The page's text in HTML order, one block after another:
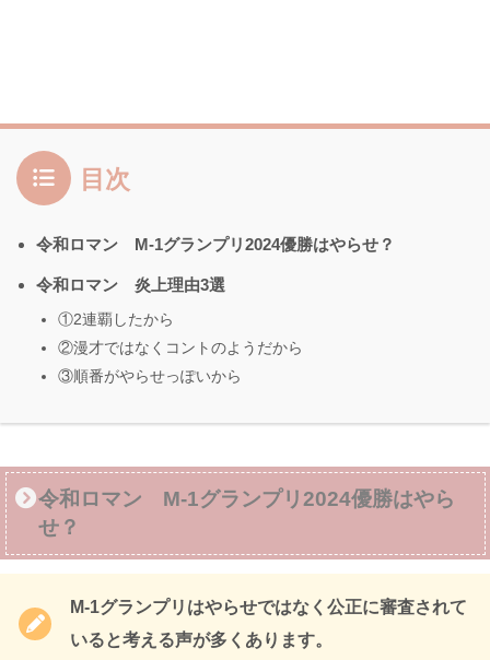
目次
令和ロマン M-1グランプリ2024優勝はやらせ？
令和ロマン 炎上理由3選
①2連覇したから
②漫才ではなくコントのようだから
③順番がやらせっぽいから
令和ロマン M-1グランプリ2024優勝はやら
せ？
M-1グランプリはやらせではなく公正に審査されて
いると考える声が多くあります。